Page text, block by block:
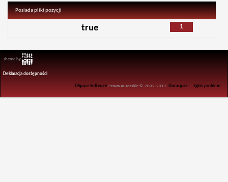
Posiada pliki pozycji
1
true
Theme by
Deklaracja dostępności
DSpace Software Prawa Autorskie © 2002-2017 Duraspace -Zgłoś problem